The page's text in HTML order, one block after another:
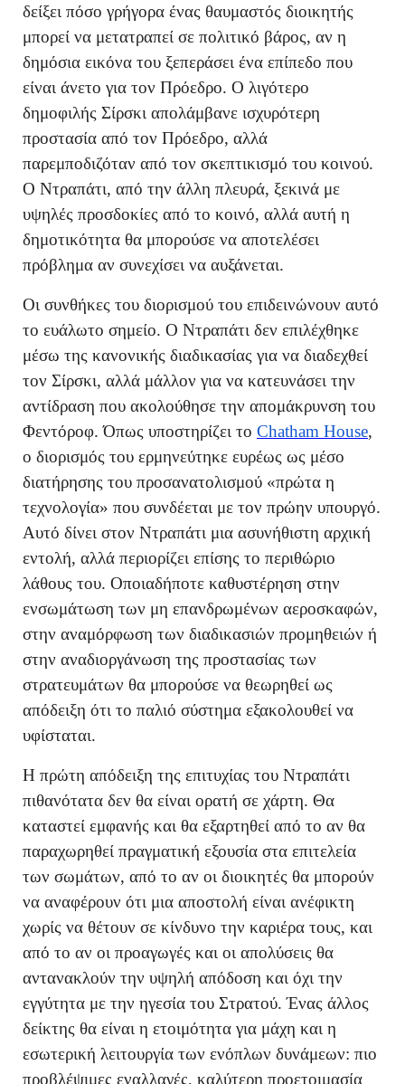
δείξει πόσο γρήγορα ένας θαυμαστός διοικητής
μπορεί να μετατραπεί σε πολιτικό βάρος, αν η
δημόσια εικόνα του ξεπεράσει ένα επίπεδο που
είναι άνετο για τον Πρόεδρο. Ο λιγότερο
δημοφιλής Σίρσκι απολάμβανε ισχυρότερη
προστασία από τον Πρόεδρο, αλλά
παρεμποδιζόταν από τον σκεπτικισμό του κοινού.
Ο Ντραπάτι, από την άλλη πλευρά, ξεκινά με
υψηλές προσδοκίες από το κοινό, αλλά αυτή η
δημοτικότητα θα μπορούσε να αποτελέσει
πρόβλημα αν συνεχίσει να αυξάνεται.
Οι συνθήκες του διορισμού του επιδεινώνουν αυτό
το ευάλωτο σημείο. Ο Ντραπάτι δεν επιλέχθηκε
μέσω της κανονικής διαδικασίας για να διαδεχθεί
τον Σίρσκι, αλλά μάλλον για να κατευνάσει την
αντίδραση που ακολούθησε την απομάκρυνση του
Φεντόροφ. Όπως υποστηρίζει το Chatham House,
ο διορισμός του ερμηνεύτηκε ευρέως ως μέσο
διατήρησης του προσανατολισμού «πρώτα η
τεχνολογία» που συνδέεται με τον πρώην υπουργό.
Αυτό δίνει στον Ντραπάτι μια ασυνήθιστη αρχική
εντολή, αλλά περιορίζει επίσης το περιθώριο
λάθους του. Οποιαδήποτε καθυστέρηση στην
ενσωμάτωση των μη επανδρωμένων αεροσκαφών,
στην αναμόρφωση των διαδικασιών προμηθειών ή
στην αναδιοργάνωση της προστασίας των
στρατευμάτων θα μπορούσε να θεωρηθεί ως
απόδειξη ότι το παλιό σύστημα εξακολουθεί να
υφίσταται.
Η πρώτη απόδειξη της επιτυχίας του Ντραπάτι
πιθανότατα δεν θα είναι ορατή σε χάρτη. Θα
καταστεί εμφανής και θα εξαρτηθεί από το αν θα
παραχωρηθεί πραγματική εξουσία στα επιτελεία
των σωμάτων, από το αν οι διοικητές θα μπορούν
να αναφέρουν ότι μια αποστολή είναι ανέφικτη
χωρίς να θέτουν σε κίνδυνο την καριέρα τους, και
από το αν οι προαγωγές και οι απολύσεις θα
αντανακλούν την υψηλή απόδοση και όχι την
εγγύτητα με την ηγεσία του Στρατού. Ένας άλλος
δείκτης θα είναι η ετοιμότητα για μάχη και η
εσωτερική λειτουργία των ενόπλων δυνάμεων: πιο
προβλέψιμες εναλλαγές, καλύτερη προετοιμασία